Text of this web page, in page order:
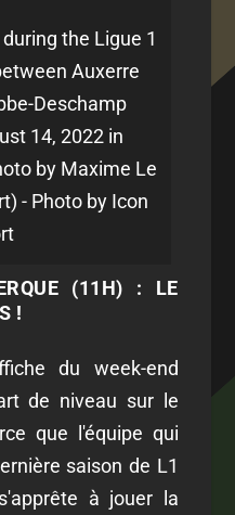
the Ligue 1
Auxerre
Deschamp
14, 2022 in
by Maxime Le
- Photo by Icon
(11H) : LE
!
du week-end
de niveau sur le
que l'équipe qui
saison de L1
à jouer la